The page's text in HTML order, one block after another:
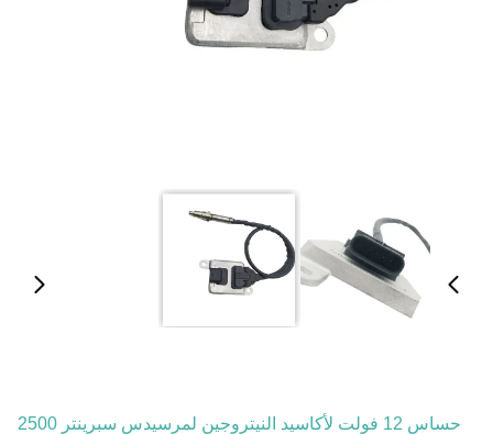
حساس 12 فولت لأكاسيد النيتروجين لمرسيدس سبرينتر 2500